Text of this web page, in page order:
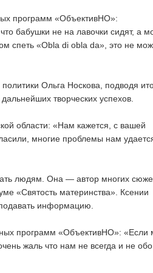
программ «ОбъективНО»:
бабушки не на лавочки сидят, а
спеть «Obla di obla da», это не
Ольга Носкова, подводя
творческих успехов.
области: «Нам кажется, с вашей
многие проблемы нам
людям. Она — автор многих
«Святость материнства». Ксении
информацию.
программ «ОбъективНО»: «Если
жаль что нам не всегда и не обо